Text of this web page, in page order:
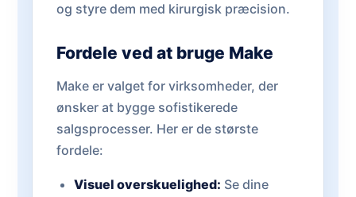
og styre dem med kirurgisk præcision.
Fordele ved at bruge Make
Make er valget for virksomheder, der
ønsker at bygge sofistikerede
salgsprocesser. Her er de største
fordele:
Visuel overskuelighed: Se dine